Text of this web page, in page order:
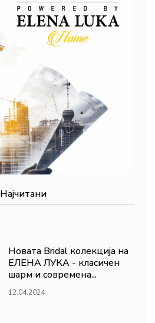
Најчитани
Новата Bridal колекција на
ЕЛЕНА ЛУКА - класичен
шарм и современа...
12.04.2024